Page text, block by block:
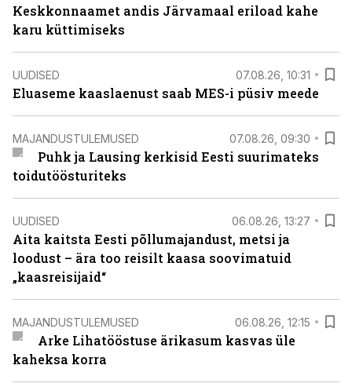
Keskkonnaamet andis Järvamaal eriload kahe
karu küttimiseks
UUDISED 07.08.26, 10:31
Eluaseme kaaslaenust saab MES-i püsiv meede
MAJANDUSTULEMUSED 07.08.26, 09:30
Puhk ja Lausing kerkisid Eesti suurimateks
toidutöösturiteks
UUDISED 06.08.26, 13:27
Aita kaitsta Eesti põllumajandust, metsi ja
loodust – ära too reisilt kaasa soovimatuid
„kaasreisijaid“
MAJANDUSTULEMUSED 06.08.26, 12:15
Arke Lihatööstuse ärikasum kasvas üle
kaheksa korra